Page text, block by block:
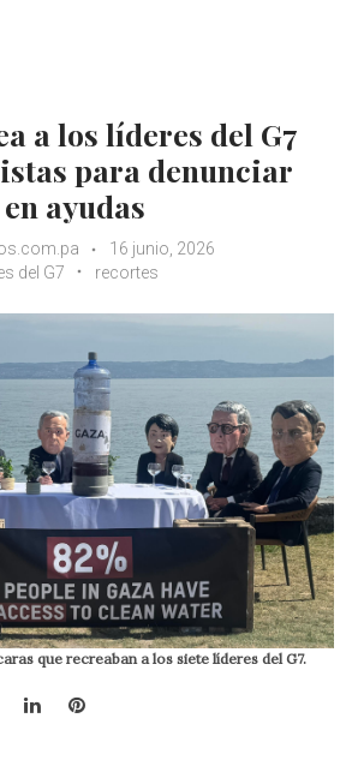
a los líderes del G7
para denunciar
ayudas
16 junio, 2026
del G7 recortes
que recreaban a los siete líderes del G7.
LinkedInPinterest